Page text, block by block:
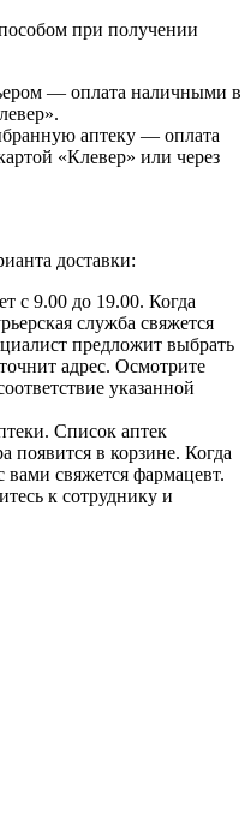
при получении
— оплата наличными в
аптеку — оплата
«Клевер» или через
доставки:
с 9.00 до 19.00. Когда
служба свяжется
предложит выбрать
адрес. Осмотрите
указанной
Список аптек
появится в корзине. Когда
вами свяжется фармацевт.
к сотруднику и